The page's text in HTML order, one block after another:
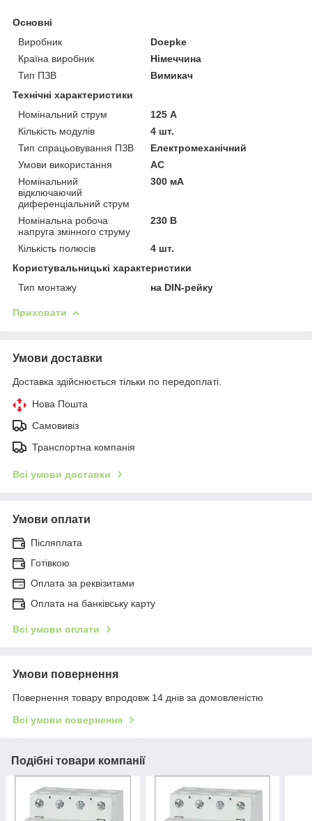
Основні
Виробник
Doepke
Країна виробник
Німеччина
Тип ПЗВ
Вимикач
Технічні характеристики
Номінальний струм
125 А
Кількість модулів
4 шт.
Тип спрацьовування ПЗВ
Електромеханічний
Умови використання
АС
Номінальний
відключаючий
диференціальний струм
300 мА
Номінальна робоча
напруга змінного струму
230 В
Кількість полюсів
4 шт.
Користувальницькі характеристики
Тип монтажу
на DIN-рейку
Приховати
Умови доставки
Доставка здійснюється тільки по передоплаті.
Нова Пошта
Самовивіз
Транспортна компанія
Всі умови доставки
Умови оплати
Післяплата
Готівкою
Оплата за реквізитами
Оплата на банківську карту
Всі умови оплати
Умови повернення
Повернення товару впродовж 14 днів за домовленістю
Всі умови повернення
Подібні товари компанії